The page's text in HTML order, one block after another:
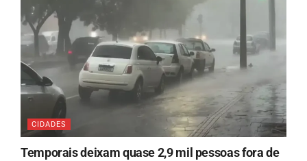
CIDADES
Temporais deixam quase 2,9 mil pessoas fora de